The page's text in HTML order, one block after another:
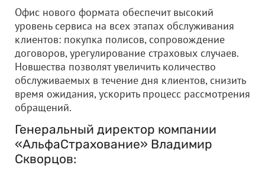
Офис нового формата обеспечит высокий
уровень сервиса на всех этапах обслуживания
клиентов: покупка полисов, сопровождение
договоров, урегулирование страховых случаев.
Новшества позволят увеличить количество
обслуживаемых в течение дня клиентов, снизить
время ожидания, ускорить процесс рассмотрения
обращений.
Генеральный директор компании
«АльфаСтрахование» Владимир
Скворцов: